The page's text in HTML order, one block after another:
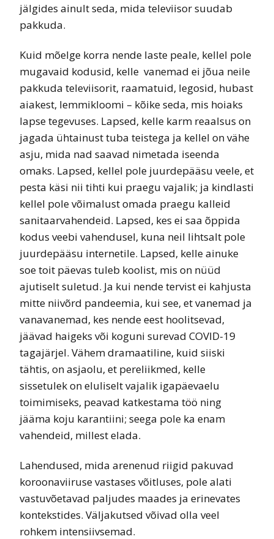
jälgides ainult seda, mida televiisor suudab
pakkuda.
Kuid mõelge korra nende laste peale, kellel pole
mugavaid kodusid, kelle vanemad ei jõua neile
pakkuda televiisorit, raamatuid, legosid, hubast
aiakest, lemmikloomi – kõike seda, mis hoiaks
lapse tegevuses. Lapsed, kelle karm reaalsus on
jagada ühtainust tuba teistega ja kellel on vähe
asju, mida nad saavad nimetada iseenda
omaks. Lapsed, kellel pole juurdepääsu veele, et
pesta käsi nii tihti kui praegu vajalik; ja kindlasti
kellel pole võimalust omada praegu kalleid
sanitaarvahendeid. Lapsed, kes ei saa õppida
kodus veebi vahendusel, kuna neil lihtsalt pole
juurdepääsu internetile. Lapsed, kelle ainuke
soe toit päevas tuleb koolist, mis on nüüd
ajutiselt suletud. Ja kui nende tervist ei kahjusta
mitte niivõrd pandeemia, kui see, et vanemad ja
vanavanemad, kes nende eest hoolitsevad,
jäävad haigeks või koguni surevad COVID-19
tagajärjel. Vähem dramaatiline, kuid siiski
tähtis, on asjaolu, et pereliikmed, kelle
sissetulek on eluliselt vajalik igapäevaelu
toimimiseks, peavad katkestama töö ning
jääma koju karantiini; seega pole ka enam
vahendeid, millest elada.
Lahendused, mida arenenud riigid pakuvad
koroonaviiruse vastases võitluses, pole alati
vastuvõetavad paljudes maades ja erinevates
kontekstides. Väljakutsed võivad olla veel
rohkem intensiivsemad.